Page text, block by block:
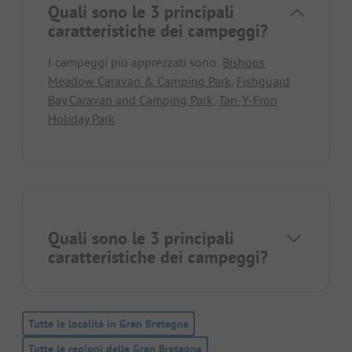
Quali sono le 3 principali
caratteristiche dei campeggi?
I campeggi più apprezzati sono: Bishops
Meadow Caravan & Camping Park Fishguard
Bay Caravan and Camping Park Tan-Y-Fron
Holiday Park
Quali sono le 3 principali
caratteristiche dei campeggi?
Tutte le località in Gran Bretagna
Tutte le regioni della Gran Bretagna